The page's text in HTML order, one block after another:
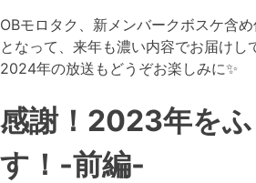
OBモロタク、新メンバークボスケ含
となって、来年も濃い内容でお届けし
2024年の放送もどうぞお楽しみに✨
感謝！2023年を
す！-前編-